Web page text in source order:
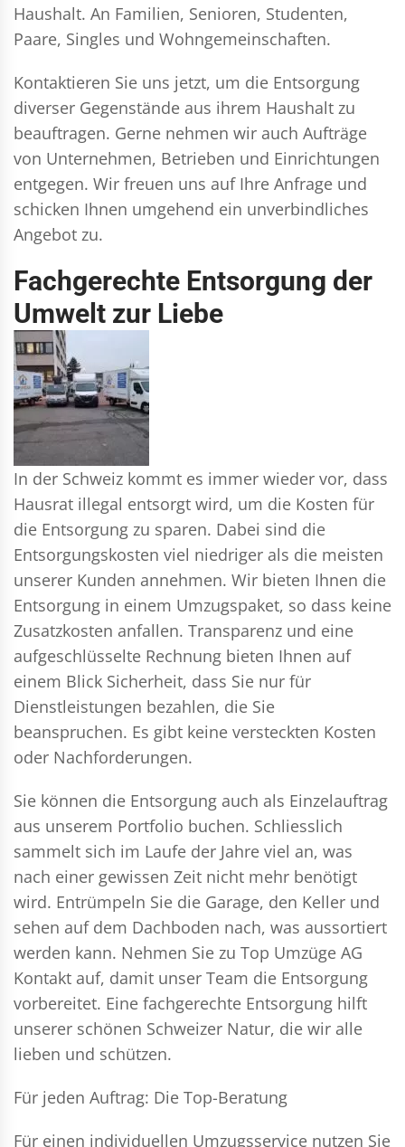
Haushalt. An Familien, Senioren, Studenten,
Paare, Singles und Wohngemeinschaften.
Kontaktieren Sie uns jetzt, um die Entsorgung
diverser Gegenstände aus ihrem Haushalt zu
beauftragen. Gerne nehmen wir auch Aufträge
von Unternehmen, Betrieben und Einrichtungen
entgegen. Wir freuen uns auf Ihre Anfrage und
schicken Ihnen umgehend ein unverbindliches
Angebot zu.
Fachgerechte Entsorgung der
Umwelt zur Liebe
In der Schweiz kommt es immer wieder vor, dass
Hausrat illegal entsorgt wird, um die Kosten für
die Entsorgung zu sparen. Dabei sind die
Entsorgungskosten viel niedriger als die meisten
unserer Kunden annehmen. Wir bieten Ihnen die
Entsorgung in einem Umzugspaket, so dass keine
Zusatzkosten anfallen. Transparenz und eine
aufgeschlüsselte Rechnung bieten Ihnen auf
einem Blick Sicherheit, dass Sie nur für
Dienstleistungen bezahlen, die Sie
beanspruchen. Es gibt keine versteckten Kosten
oder Nachforderungen.
Sie können die Entsorgung auch als Einzelauftrag
aus unserem Portfolio buchen. Schliesslich
sammelt sich im Laufe der Jahre viel an, was
nach einer gewissen Zeit nicht mehr benötigt
wird. Entrümpeln Sie die Garage, den Keller und
sehen auf dem Dachboden nach, was aussortiert
werden kann. Nehmen Sie zu Top Umzüge AG
Kontakt auf, damit unser Team die Entsorgung
vorbereitet. Eine fachgerechte Entsorgung hilft
unserer schönen Schweizer Natur, die wir alle
lieben und schützen.
Für jeden Auftrag: Die Top-Beratung
Für einen individuellen Umzugsservice nutzen Sie